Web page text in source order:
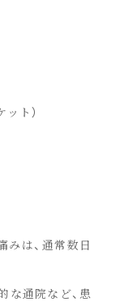
ト）
みは、通常数日
な通院など、患